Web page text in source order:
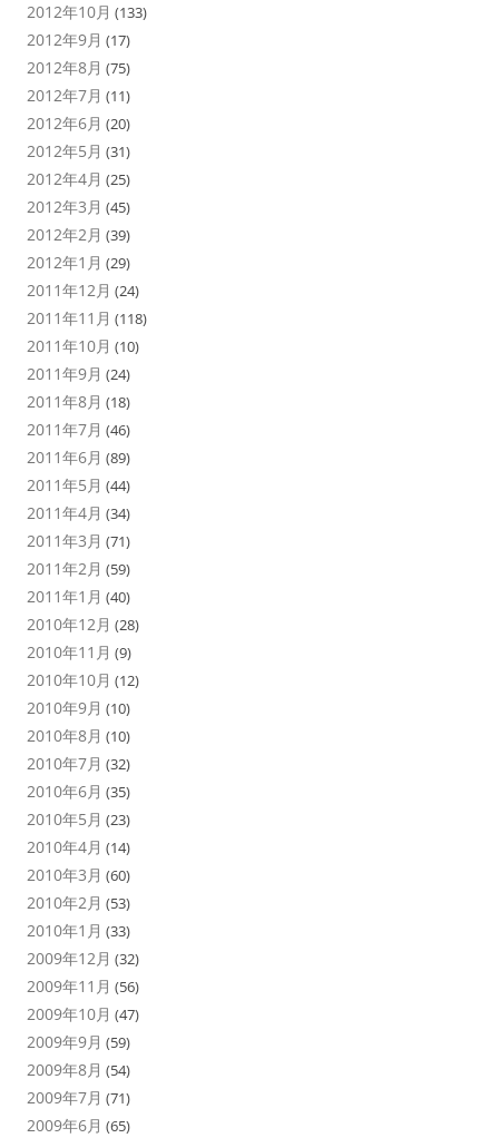
2012年10月 (133)
2012年9月 (17)
2012年8月 (75)
2012年7月 (11)
2012年6月 (20)
2012年5月 (31)
2012年4月 (25)
2012年3月 (45)
2012年2月 (39)
2012年1月 (29)
2011年12月 (24)
2011年11月 (118)
2011年10月 (10)
2011年9月 (24)
2011年8月 (18)
2011年7月 (46)
2011年6月 (89)
2011年5月 (44)
2011年4月 (34)
2011年3月 (71)
2011年2月 (59)
2011年1月 (40)
2010年12月 (28)
2010年11月 (9)
2010年10月 (12)
2010年9月 (10)
2010年8月 (10)
2010年7月 (32)
2010年6月 (35)
2010年5月 (23)
2010年4月 (14)
2010年3月 (60)
2010年2月 (53)
2010年1月 (33)
2009年12月 (32)
2009年11月 (56)
2009年10月 (47)
2009年9月 (59)
2009年8月 (54)
2009年7月 (71)
2009年6月 (65)